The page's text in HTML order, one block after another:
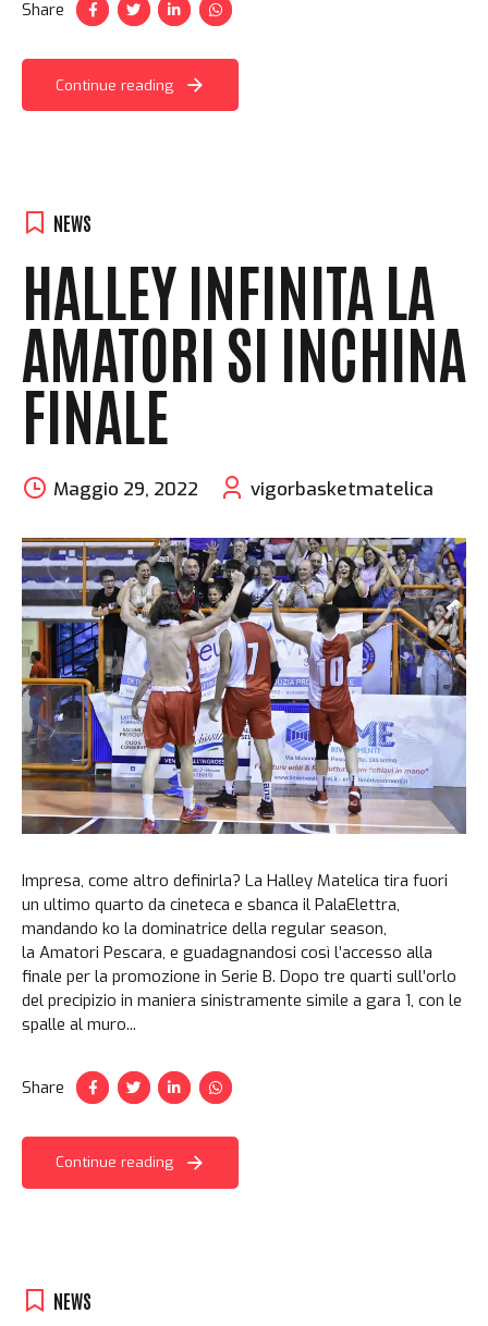
Share
Continue reading
NEWS
HALLEY INFINITA LA
AMATORI SI INCHINA
FINALE
Maggio 29, 2022 vigorbasketmatelica
Impresa, come altro definirla? La Halley Matelica tira fuori
un ultimo quarto da cineteca e sbanca il PalaElettra,
mandando ko la dominatrice della regular season,
la Amatori Pescara, e guadagnandosi così l’accesso alla
finale per la promozione in Serie B. Dopo tre quarti sull’orlo
del precipizio in maniera sinistramente simile a gara 1, con le
spalle al muro...
Share
Continue reading
NEWS